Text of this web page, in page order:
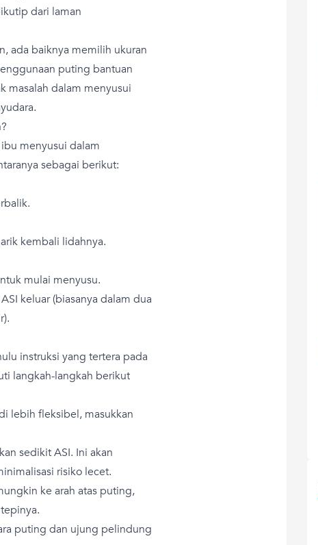
dari laman
ada baiknya memilih ukuran
puting bantuan
masalah dalam menyusui
menyusui dalam
sebagai berikut:
kembali lidahnya.
mulai menyusu.
keluar (biasanya dalam dua
instruksi yang tertera pada
langkah-langkah berikut
lebih fleksibel, masukkan
sedikit ASI. Ini akan
risiko lecet.
ke arah atas puting,
puting dan ujung pelindung